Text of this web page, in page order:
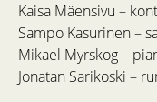
Kaisa Mäensivu –
Sampo Kasurinen –
Mikael Myrskog –
Jonatan Sarikoski –